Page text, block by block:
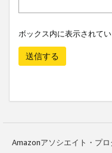
ボックス内に表示されて
送信する
Amazonアソシエイト・プ